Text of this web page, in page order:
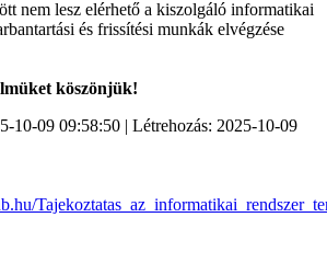
nem lesz elérhető a kiszolgáló informatikai
és frissítési munkák elvégzése
köszönjük!
10-09 09:58:50 | Létrehozás: 2025-10-09